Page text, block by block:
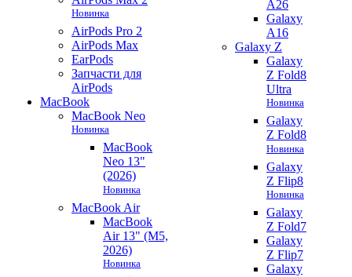
Новинка
AirPods Pro 2
AirPods Max
EarPods
Запчасти для
AirPods
MacBook
MacBook Neo
Новинка
MacBook
Neo 13"
(2026)
Новинка
MacBook Air
MacBook
Air 13" (M5,
2026)
Новинка
A26
Galaxy
A16
Galaxy Z
Galaxy
Z Fold8
Ultra
Новинка
Galaxy
Z Fold8
Новинка
Galaxy
Z Flip8
Новинка
Galaxy
Z Fold7
Galaxy
Z Flip7
Galaxy